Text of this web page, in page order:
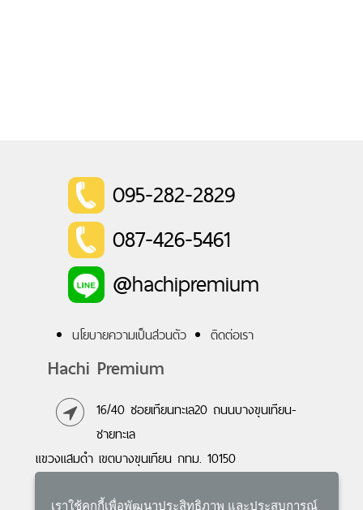
095-282-2829
087-426-5461
@hachipremium
นโยบายความเป็นส่วนตัว ติดต่อเรา
Hachi Premium
16/40 ซอยเทียนทะเล20 ถนนบางขุนเทียน-
ชายทะเล
แขวงแสมดำ เขตบางขุนเทียน กทม. 10150
เราใช้คุกกี้เพื่อพัฒนาประสิทธิภาพ และประสบการณ์